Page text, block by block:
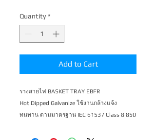
Quantity *
Add to Cart
รางสายไฟ BASKET TRAY EBFR
Hot Dipped Galvanize ใช้งานกล้างแจ้ง
ทนทาน ตามมาตร​​ฐาน IEC 61537 Class 8 850